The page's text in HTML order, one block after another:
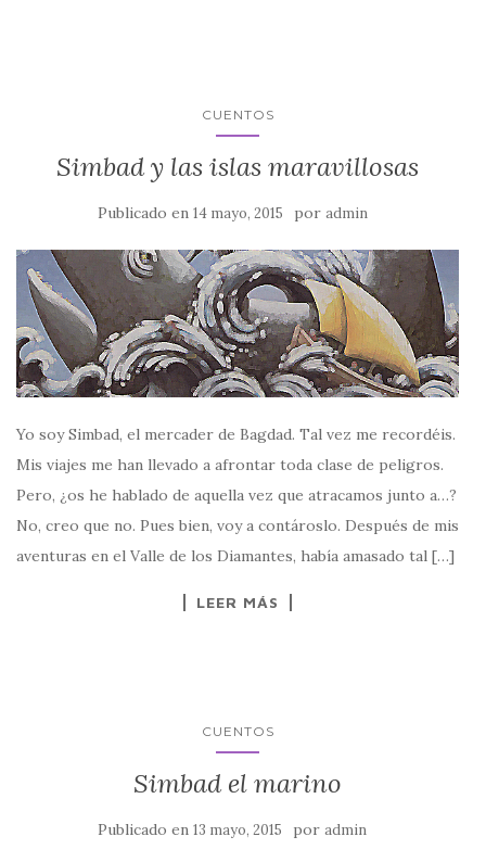
CUENTOS
Simbad y las islas maravillosas
Publicado en 14 mayo, 2015 por admin
Yo soy Simbad, el mercader de Bagdad. Tal vez me recordéis.
Mis viajes me han llevado a afrontar toda clase de peligros.
Pero, ¿os he hablado de aquella vez que atracamos junto a…?
No, creo que no. Pues bien, voy a contároslo. Después de mis
aventuras en el Valle de los Diamantes, había amasado tal […]
LEER MÁS
CUENTOS
Simbad el marino
Publicado en 13 mayo, 2015 por admin